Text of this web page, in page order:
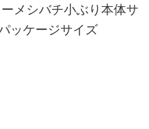
メシバチ小ぶり本体サ
ッケージサイズ